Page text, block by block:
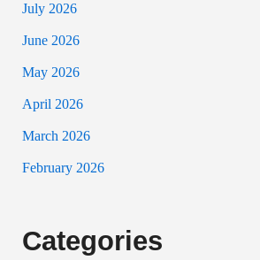
July 2026
June 2026
May 2026
April 2026
March 2026
February 2026
Categories